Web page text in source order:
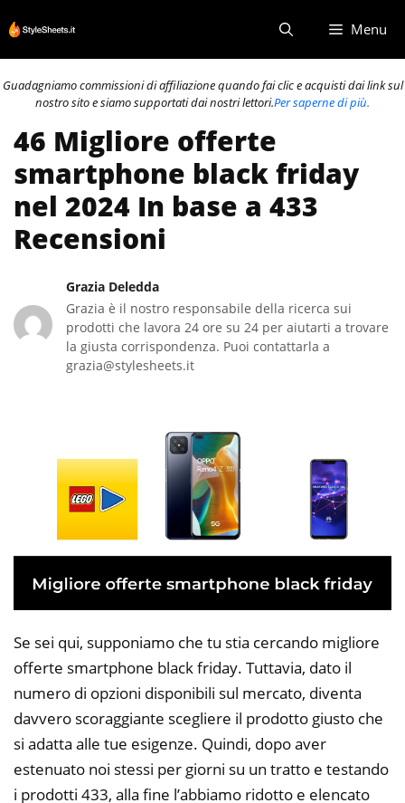
al
contenuto
Menu
Guadagniamo commissioni di affiliazione quando fai clic e acquisti dai link sul
nostro sito e siamo supportati dai nostri lettori.Per saperne di più.
46 Migliore offerte
smartphone black friday
nel 2024 In base a 433
Recensioni
Grazia Deledda
Grazia è il nostro responsabile della ricerca sui
prodotti che lavora 24 ore su 24 per aiutarti a trovare
la giusta corrispondenza. Puoi contattarla a
grazia@stylesheets.it
Se sei qui, supponiamo che tu stia cercando migliore
offerte smartphone black friday. Tuttavia, dato il
numero di opzioni disponibili sul mercato, diventa
davvero scoraggiante scegliere il prodotto giusto che
si adatta alle tue esigenze. Quindi, dopo aver
estenuato noi stessi per giorni su un tratto e testando
i prodotti 433, alla fine l’abbiamo ridotto e elencato